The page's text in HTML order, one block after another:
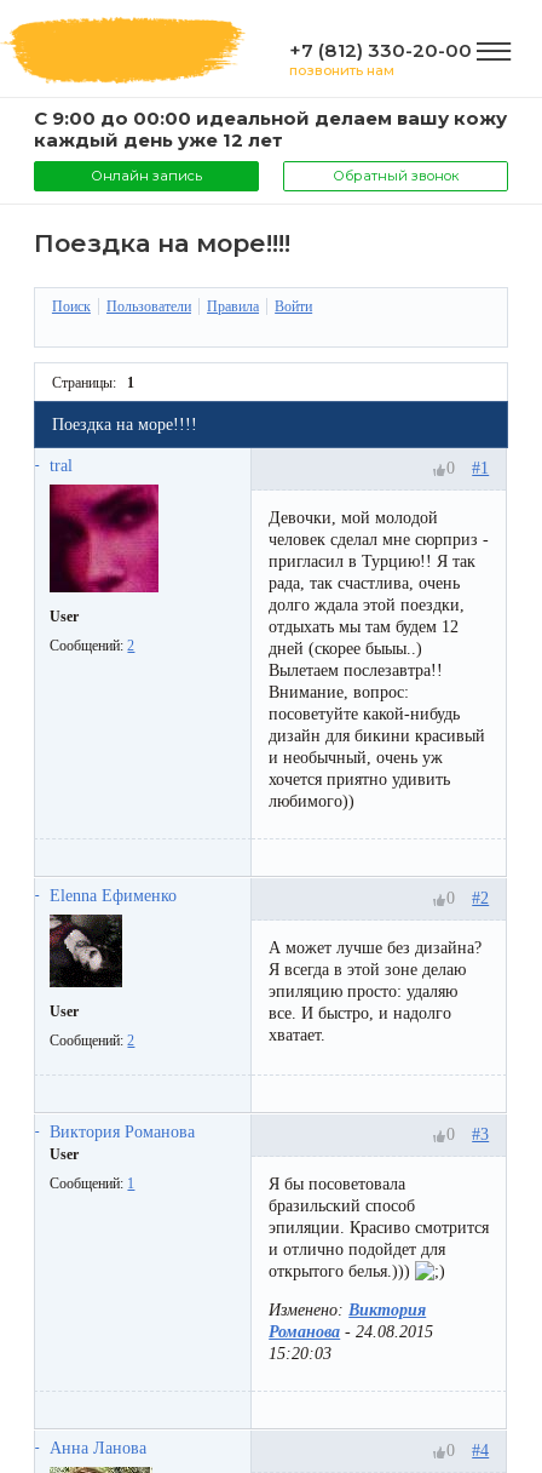
+7 (812) 330-20-00
позвонить нам
С 9:00 до 00:00 идеальной делаем вашу кожу
каждый день уже 12 лет
Онлайн запись Обратный звонок
ГЛАВНАЯ
Услуги
цены
Эпиляция
воском
Шугаринг
Мужская
депиляция
КОМПАНИЯ
компании
Мастера
Отзывы
Материалы
Администраторы
Контакты
ИНФОРМАЦИЯ
Фото
Видео
Вопросы-
ответы
Карта
сайта
ВАЖНО
Подготовка
процедуре
в
Сфинксе
раз
перед
эпиляции
Что
КОНТАКТЫ
Поездка на море!!!!
Поиск Пользователи Правила Войти
Страницы: 1
Поездка на море!!!!
tral
User
Сообщений:2
#1
0
Девочки, мой молодой
человек сделал мне сюрприз -
пригласил в Турцию!! Я так
рада, так счастлива, очень
долго ждала этой поездки,
отдыхать мы там будем 12
дней (скорее быыы..)
Вылетаем послезавтра!!
Внимание, вопрос:
посоветуйте какой-нибудь
дизайн для бикини красивый
и необычный, очень уж
хочется приятно удивить
любимого))
Elenna Ефименко
User
Сообщений:2
#2
0
А может лучше без дизайна?
Я всегда в этой зоне делаю
эпиляцию просто: удаляю
все. И быстро, и надолго
хватает.
Виктория Романова
User
Сообщений: 1
#3
0
Я бы посоветовала
бразильский способ
эпиляции. Красиво смотрится
и отлично подойдет для
открытого белья.)))
Изменено:Виктория
Романова -24.08.2015
15:20:03
Анна Ланова #4
0